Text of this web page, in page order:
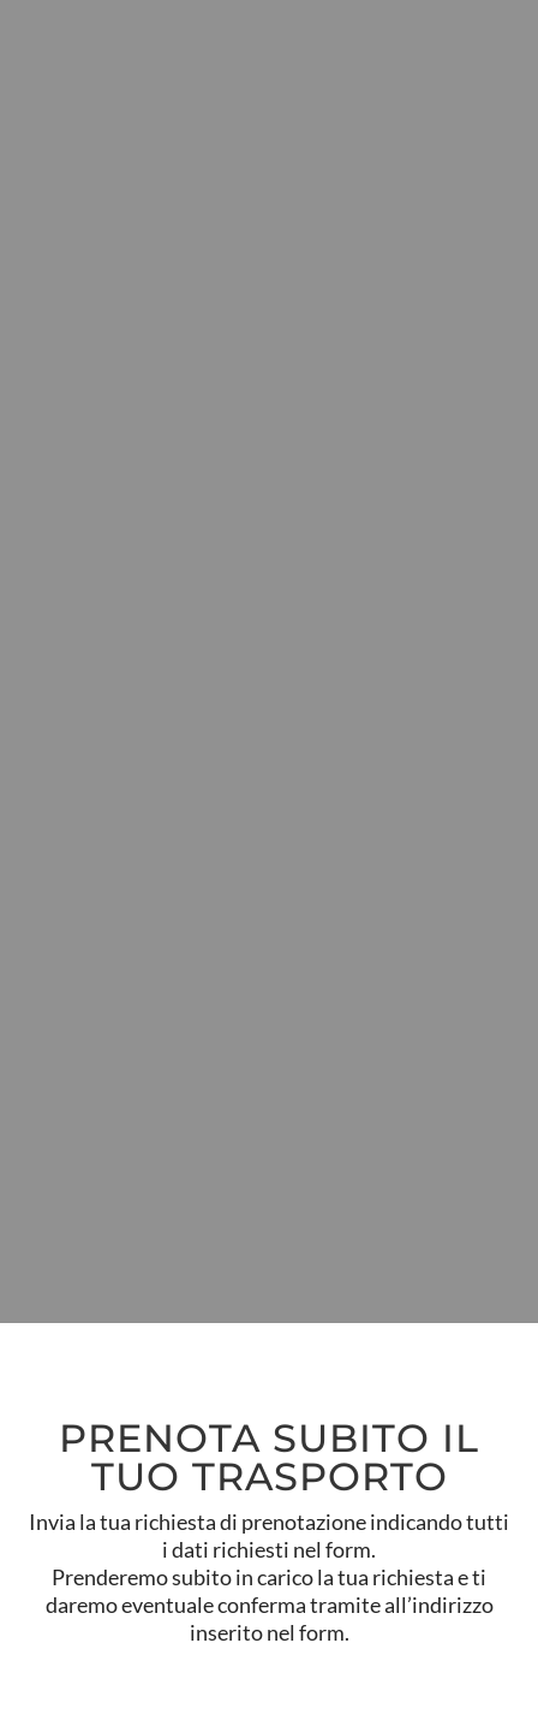
PRENOTA SUBITO IL
TUO TRASPORTO
Invia la tua richiesta di prenotazione indicando tutti
i dati richiesti nel form.
Prenderemo subito in carico la tua richiesta e ti
daremo eventuale conferma tramite all’indirizzo
inserito nel form.